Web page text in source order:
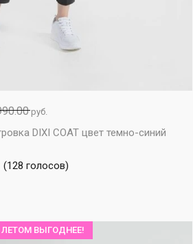
DIXI COAT цвет темно-синий
(128 голосов)
руб.
ЛЕТОМ ВЫГОДНЕЕ!